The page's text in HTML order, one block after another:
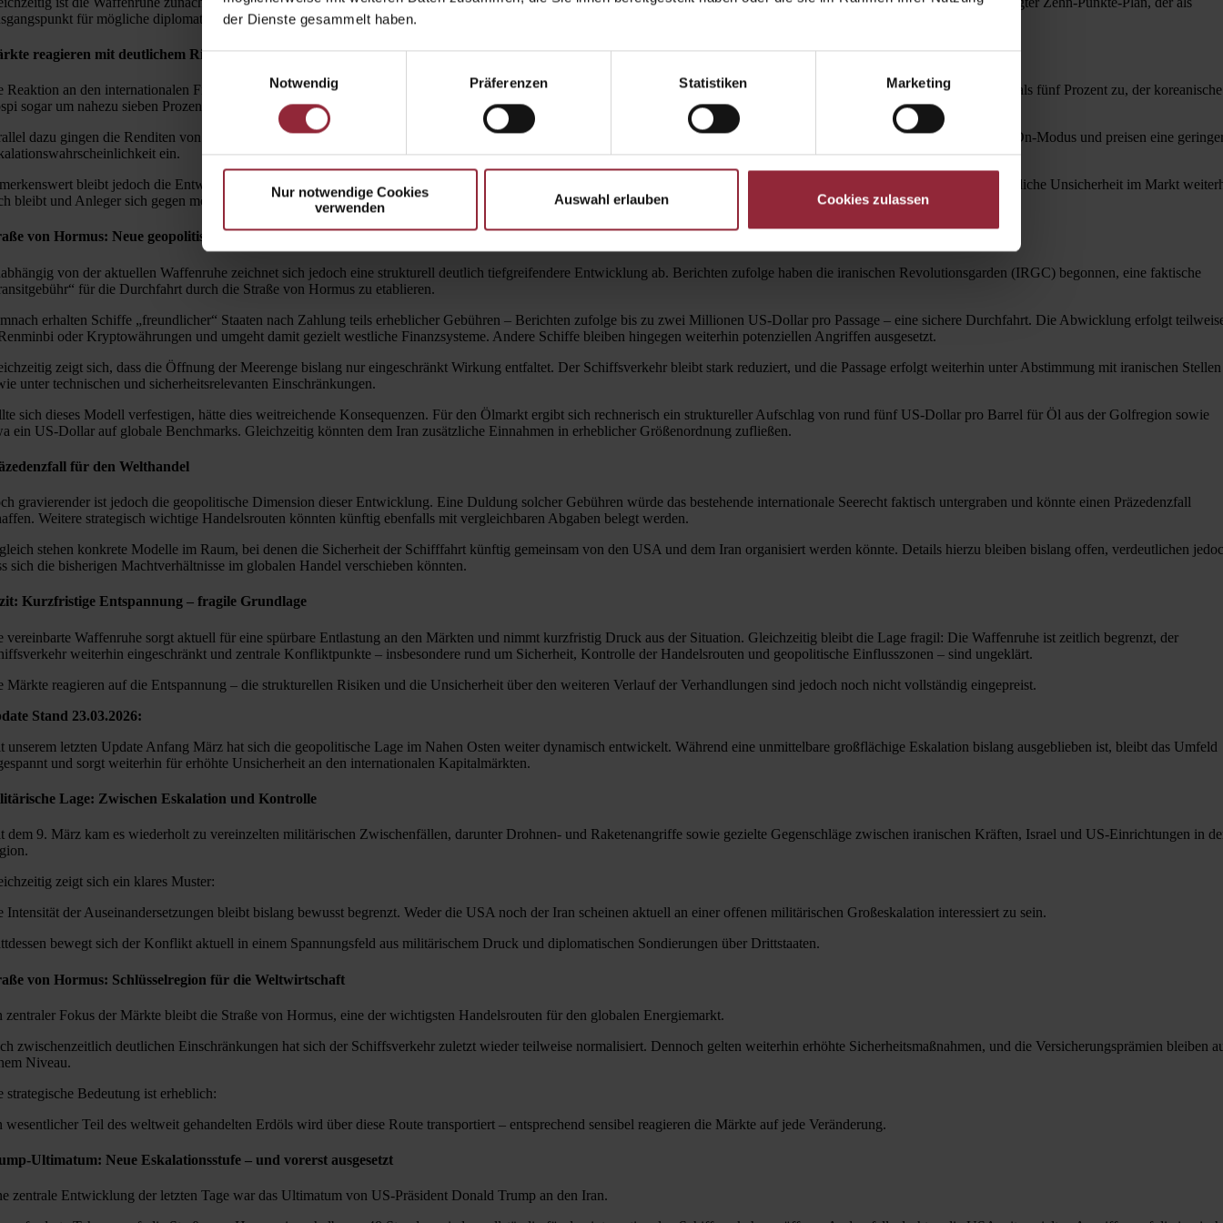
der Dienste gesammelt haben.
Einwilligungsauswahl
Notwendig
Präferenzen Statistiken Marketing
Nur notwendige Cookies
verwenden
Auswahl erlauben Cookies zulassen
für mögliche diplomatische Lösungen dient.
reagieren mit deutlichem Risk-On-Signal
Reaktion an den internationalen Finanzmärkten fiel entsprechend kräftig aus. Insbesondere in Asien kam es zu deutlichen Kursgewinnen – der japanische Nikkei legte um mehr als fünf Prozent zu, der koreanische
sogar um nahezu sieben Prozent. Auch für Europa zeichnet sich eine sehr freundliche Eröffnung ab, der DAX-Future notiert klar im Plus.
dazu gingen die Renditen von US-Staatsanleihen spürbar zurück, während der US-Dollar an Wert verlor. Die Kapitalmärkte schalten damit kurzfristig wieder in einen Risk-On-Modus und preisen eine
ein.
bleibt jedoch die Entwicklung am Goldmarkt: Trotz der Entspannungstendenzen konnte sich der Goldpreis weiter erholen. Dies deutet darauf hin, dass die grundsätzliche Unsicherheit im Markt
bleibt und Anleger sich gegen mögliche Rückschläge absichern.
von Hormus: Neue geopolitische Realität mit langfristigen Folgen
von der aktuellen Waffenruhe zeichnet sich jedoch eine strukturell deutlich tiefgreifendere Entwicklung ab. Berichten zufolge haben die iranischen Revolutionsgarden (IRGC) begonnen, eine faktische
für die Durchfahrt durch die Straße von Hormus zu etablieren.
erhalten Schiffe „freundlicher“ Staaten nach Zahlung teils erheblicher Gebühren – Berichten zufolge bis zu zwei Millionen US-Dollar pro Passage – eine sichere Durchfahrt. Die Abwicklung erfolgt
oder Kryptowährungen und umgeht damit gezielt westliche Finanzsysteme. Andere Schiffe bleiben hingegen weiterhin potenziellen Angriffen ausgesetzt.
zeigt sich, dass die Öffnung der Meerenge bislang nur eingeschränkt Wirkung entfaltet. Der Schiffsverkehr bleibt stark reduziert, und die Passage erfolgt weiterhin unter Abstimmung mit iranischen Stellen
unter technischen und sicherheitsrelevanten Einschränkungen.
sich dieses Modell verfestigen, hätte dies weitreichende Konsequenzen. Für den Ölmarkt ergibt sich rechnerisch ein struktureller Aufschlag von rund fünf US-Dollar pro Barrel für Öl aus der Golfregion sowie
ein US-Dollar auf globale Benchmarks. Gleichzeitig könnten dem Iran zusätzliche Einnahmen in erheblicher Größenordnung zufließen.
für den Welthandel
gravierender ist jedoch die geopolitische Dimension dieser Entwicklung. Eine Duldung solcher Gebühren würde das bestehende internationale Seerecht faktisch untergraben und könnte einen Präzedenzfall
Weitere strategisch wichtige Handelsrouten könnten künftig ebenfalls mit vergleichbaren Abgaben belegt werden.
stehen konkrete Modelle im Raum, bei denen die Sicherheit der Schifffahrt künftig gemeinsam von den USA und dem Iran organisiert werden könnte. Details hierzu bleiben bislang offen, verdeutlichen
sich die bisherigen Machtverhältnisse im globalen Handel verschieben könnten.
Kurzfristige Entspannung – fragile Grundlage
vereinbarte Waffenruhe sorgt aktuell für eine spürbare Entlastung an den Märkten und nimmt kurzfristig Druck aus der Situation. Gleichzeitig bleibt die Lage fragil: Die Waffenruhe ist zeitlich begrenzt, der
weiterhin eingeschränkt und zentrale Konfliktpunkte – insbesondere rund um Sicherheit, Kontrolle der Handelsrouten und geopolitische Einflusszonen – sind ungeklärt.
Märkte reagieren auf die Entspannung – die strukturellen Risiken und die Unsicherheit über den weiteren Verlauf der Verhandlungen sind jedoch noch nicht vollständig eingepreist.
Stand 23.03.2026:
unserem letzten Update Anfang März hat sich die geopolitische Lage im Nahen Osten weiter dynamisch entwickelt. Während eine unmittelbare großflächige Eskalation bislang ausgeblieben ist, bleibt das Umfeld
und sorgt weiterhin für erhöhte Unsicherheit an den internationalen Kapitalmärkten.
Lage: Zwischen Eskalation und Kontrolle
dem 9. März kam es wiederholt zu vereinzelten militärischen Zwischenfällen, darunter Drohnen- und Raketenangriffe sowie gezielte Gegenschläge zwischen iranischen Kräften, Israel und US-Einrichtungen in
zeigt sich ein klares Muster:
Intensität der Auseinandersetzungen bleibt bislang bewusst begrenzt. Weder die USA noch der Iran scheinen aktuell an einer offenen militärischen Großeskalation interessiert zu sein.
bewegt sich der Konflikt aktuell in einem Spannungsfeld aus militärischem Druck und diplomatischen Sondierungen über Drittstaaten.
von Hormus: Schlüsselregion für die Weltwirtschaft
zentraler Fokus der Märkte bleibt die Straße von Hormus, eine der wichtigsten Handelsrouten für den globalen Energiemarkt.
zwischenzeitlich deutlichen Einschränkungen hat sich der Schiffsverkehr zuletzt wieder teilweise normalisiert. Dennoch gelten weiterhin erhöhte Sicherheitsmaßnahmen, und die Versicherungsprämien bleiben
Niveau.
strategische Bedeutung ist erheblich:
wesentlicher Teil des weltweit gehandelten Erdöls wird über diese Route transportiert – entsprechend sensibel reagieren die Märkte auf jede Veränderung.
Ultimatum: Neue Eskalationsstufe – und vorerst ausgesetzt
zentrale Entwicklung der letzten Tage war das Ultimatum von US-Präsident Donald Trump an den Iran.